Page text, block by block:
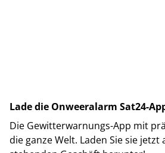
Lade die Onweeralarm Sat24-
Die Gewitterwarnungs-App mit
die ganze Welt. Laden Sie sie jetzt